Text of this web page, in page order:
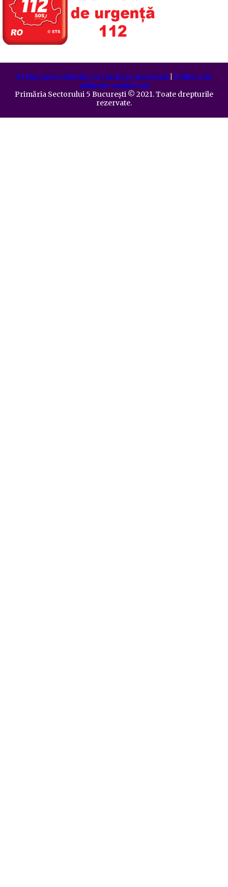
Prelucrarea datelor cu caracter personal| Politica de
utilizare cookie-uri
Primăria Sectorului 5 București ©️ 2021. Toate drepturile
rezervate.